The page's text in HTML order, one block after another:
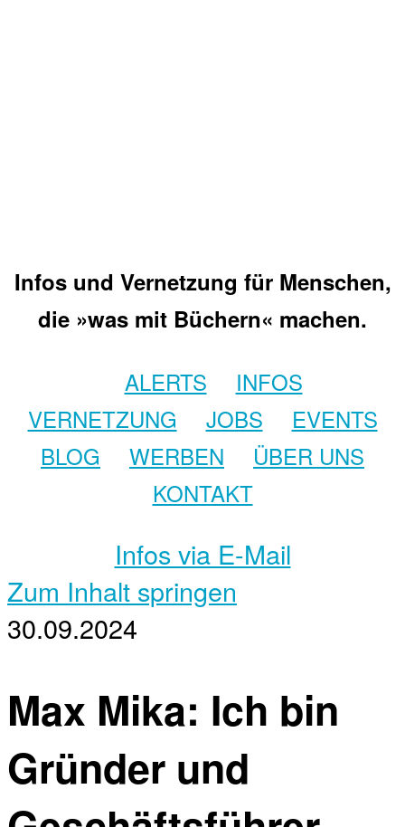
Infos und Vernetzung für Menschen,
die »was mit Büchern« machen.
ALERTS
INFOS
VERNETZUNG
JOBS
EVENTS
BLOG
WERBEN
ÜBER UNS
KONTAKT
Infos via E-Mail
Zum Inhalt springen
30.09.2024
Max Mika: Ich bin
Gründer und